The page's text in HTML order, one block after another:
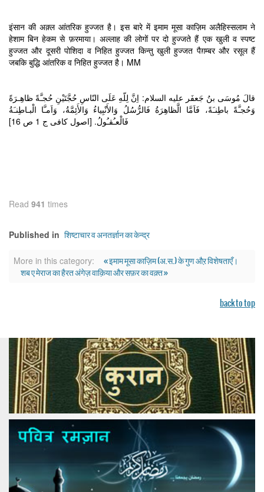
इंसान की अक़्ल आंतरिक हुज्जत है। इस बारे में इमाम मूसा काज़िम अलैहिस्सलाम ने
हेशाम बिन हेकम से फ़रमाया। अल्लाह की लोगों पर दो हुज्जते हैं एक खुली व स्पष्ट
हुज्जत और दूसरी पोशिदा व निहित हुज्जत किन्तु खुली हुज्जत पैग़म्बर और रसूल हैं
जबकि बुद्धि आंतरिक व निहित हुज्जत है। MM
قالَ مُوسَى بنُ جَعفَر عليه السلام: اِنَّ لِلّهِ عَلَى النّاسِ حُجَّتَيْنِ حُجـَّةً ظاهِـرَةً
وَحُجـَّةً باطِنـَةً، فَاَمَّا الَّظاهِرَةُ فَالرُّسُلُ وَالأَنْبِياءُ وَالأَئِمَّةُ، وَاَمـَّا الْبـاطِنـَةُ
فَالْعـُقـُولُ. [اصول كافى ج 1 ص 16]
Read 941 times
Published in शिष्टाचार व अनतर्ज्ञान का केन्द्र
More in this category:
« इमाम मूसा काज़िम (अ.स.) के गुण औऱ विशेषताएँ।
शब ए मेराज का हैरत अंगेज़ वाक़िया और सफ़र का वक़्त »
back to top